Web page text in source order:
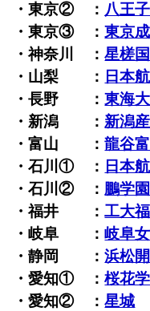
・東京② ： 八王子
・東京③ ：東京
・神奈川 ：星槎
・山梨 ： 日本
・長野 ：東海
・新潟 ： 新潟
・富山 ：龍谷
・石川① ： 日本
・石川② ： 鵬学園
・福井 ：工大
・岐阜 ：岐阜
・静岡 ：浜松
・愛知① ：桜花
・愛知② ：星城